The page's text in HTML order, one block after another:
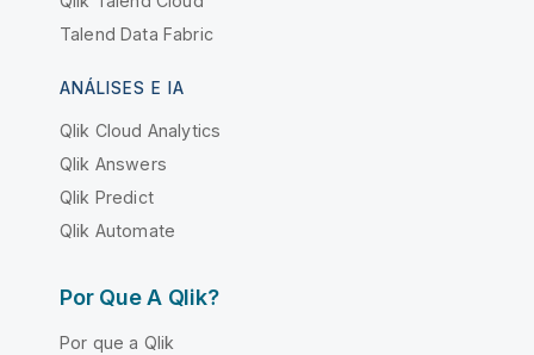
Talend Data Fabric
ANÁLISES E IA
Qlik Cloud Analytics
Qlik Answers
Qlik Predict
Qlik Automate
Por Que A Qlik?
Por que a Qlik